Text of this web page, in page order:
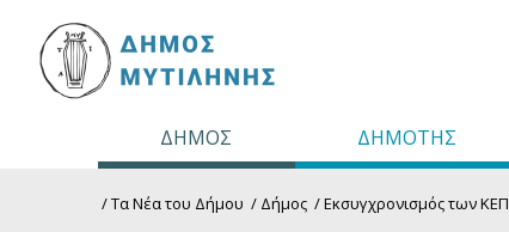
ΔΗΜΟΣ ΔΗΜΟΤΗΣ
/Τα Νέα του Δήμου / Δήμος /Εκσυγχρονισμός των ΚΕΠ